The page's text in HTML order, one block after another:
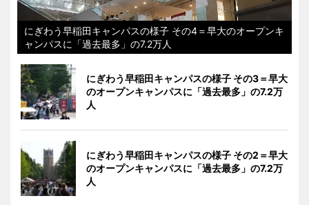
にぎわう早稲田キャンパスの様子 その4＝早大のオープンキ
ャンパスに「過去最多」の7.2万人
にぎわう早稲田キャンパスの様子 その3＝早大
のオープンキャンパスに「過去最多」の7.2万
人
にぎわう早稲田キャンパスの様子 その2＝早大
のオープンキャンパスに「過去最多」の7.2万
人